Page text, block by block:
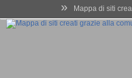
» Mappa di siti